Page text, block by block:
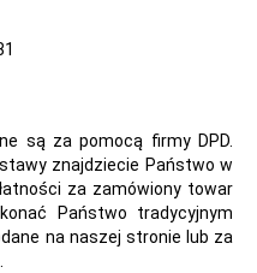
są za pomocą firmy DPD.
znajdziecie Państwo w
za zamówiony towar
Państwo tradycyjnym
na naszej stronie lub za